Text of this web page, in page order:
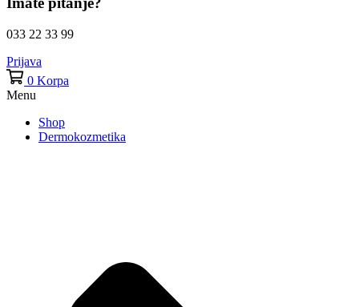
033 22 33 99
Prijava
0 Korpa
Menu
Shop
Dermokozmetika